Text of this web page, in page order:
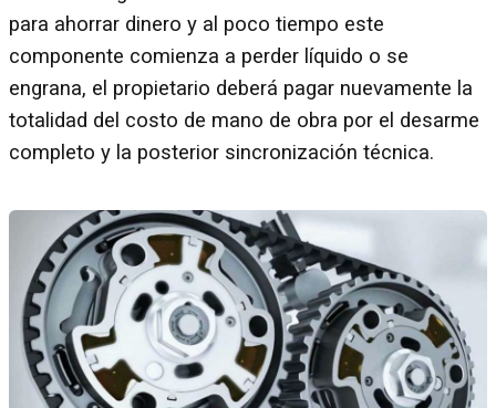
para ahorrar dinero y al poco tiempo este
componente comienza a perder líquido o se
engrana, el propietario deberá pagar nuevamente la
totalidad del costo de mano de obra por el desarme
completo y la posterior sincronización técnica.